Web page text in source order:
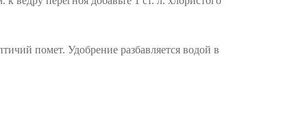
помет. Удобрение разбавляется водой в